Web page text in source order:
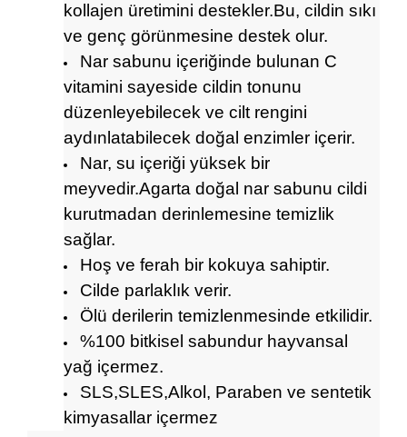
kollajen üretimini destekler.Bu, cildin sıkı
ve genç görünmesine destek olur.
Nar sabunu içeriğinde bulunan C
vitamini sayeside cildin tonunu
düzenleyebilecek ve cilt rengini
aydınlatabilecek doğal enzimler içerir.
Nar, su içeriği yüksek bir
meyvedir.Agarta doğal nar sabunu cildi
kurutmadan derinlemesine temizlik
sağlar.
Hoş ve ferah bir kokuya sahiptir.
Cilde parlaklık verir.
Ölü derilerin temizlenmesinde etkilidir.
%100 bitkisel sabundur hayvansal
yağ içermez.
SLS,SLES,Alkol, Paraben ve sentetik
kimyasallar içermez